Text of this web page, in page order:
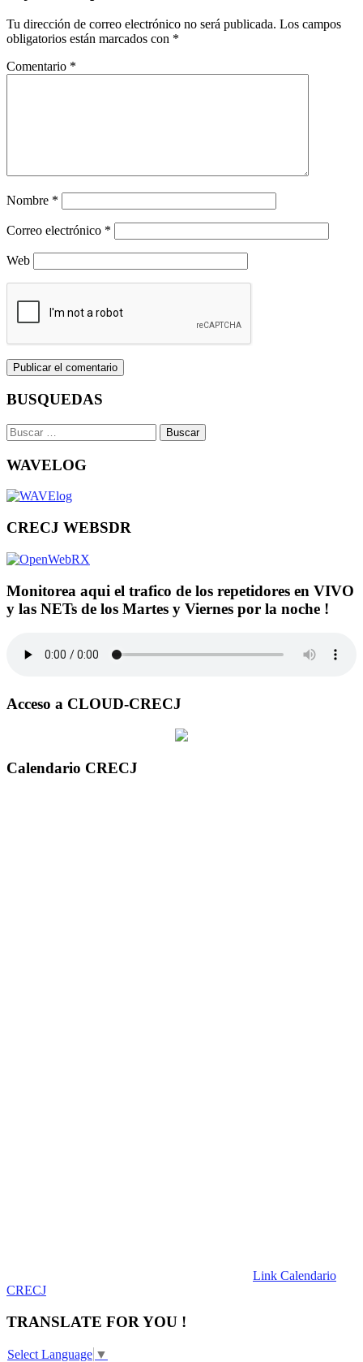
Tu dirección de correo electrónico no será publicada. Los campos
obligatorios están marcados con *
Comentario *
Nombre *
Correo electrónico *
Web
BUSQUEDAS
Buscar:
WAVELOG
CRECJ WEBSDR
Monitorea aqui el trafico de los repetidores en VIVO
y las NETs de los Martes y Viernes por la noche !
Acceso a CLOUD-CRECJ
Calendario CRECJ
Link Calendario
CRECJ
TRANSLATE FOR YOU !
Select Language ▼